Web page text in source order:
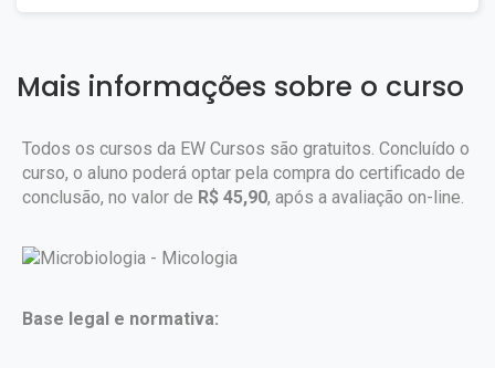
Mais informações sobre o curso
Todos os cursos da EW Cursos são gratuitos. Concluído o
curso, o aluno poderá optar pela compra do certificado de
conclusão, no valor de R$ 45,90, após a avaliação on-line.
Base legal e normativa: